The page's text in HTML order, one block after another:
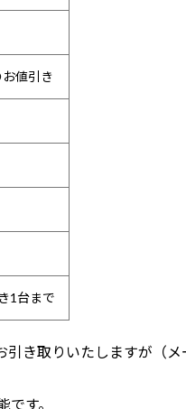
値引き
1台まで
き取りいたしますが（メ
す。